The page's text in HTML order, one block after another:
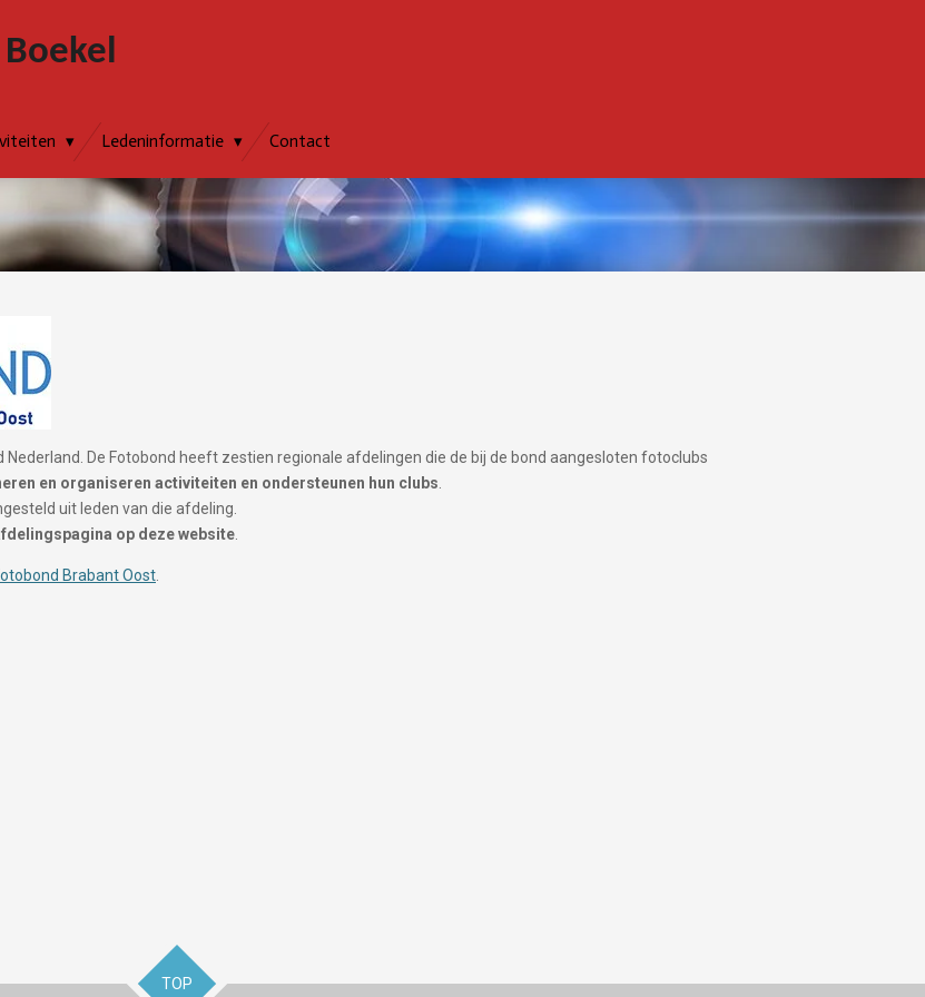
Ledeninformatie Contact
De Fotobond heeft zestien regionale afdelingen die de bij de bond aangesloten fotoclubs
en organiseren activiteiten en ondersteunen hun clubs
uit leden van die afdeling.
op deze website
Brabant Oost
TOP